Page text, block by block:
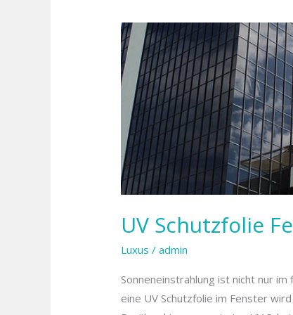
UV Schutzfolie
Luxus /admin
Sonneneinstrahlung ist nicht nur
eine UV Schutzfolie im Fenster
UV
Schutzfolie
Fenster
sorgt ein
besseres
Raumklima